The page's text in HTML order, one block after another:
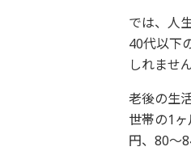
では、人
40代以下
しれませ
老後の生
世帯の1
円、80～